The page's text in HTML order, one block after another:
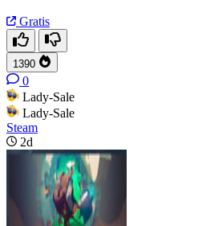
Gratis
1390
0
Lady-Sale
Lady-Sale
Steam
2d